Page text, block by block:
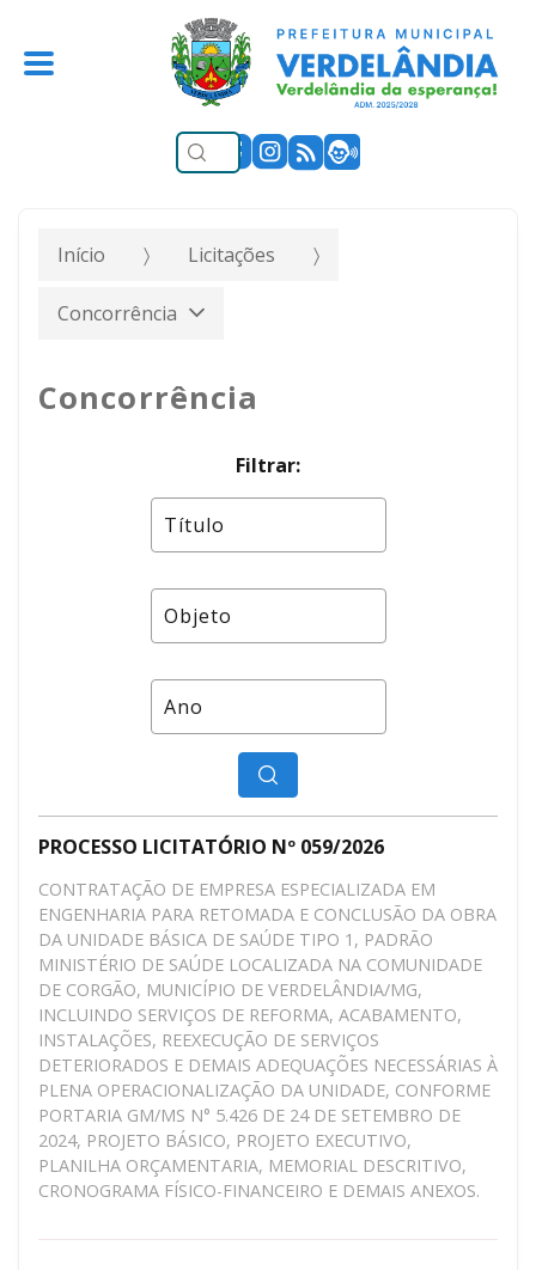
Início Licitações
Concorrência
Concorrência
Filtrar:
PROCESSO LICITATÓRIO Nº 059/2026
CONTRATAÇÃO DE EMPRESA ESPECIALIZADA EM
ENGENHARIA PARA RETOMADA E CONCLUSÃO DA OBRA
DA UNIDADE BÁSICA DE SAÚDE TIPO 1, PADRÃO
MINISTÉRIO DE SAÚDE LOCALIZADA NA COMUNIDADE
DE CORGÃO, MUNICÍPIO DE VERDELÂNDIA/MG,
INCLUINDO SERVIÇOS DE REFORMA, ACABAMENTO,
INSTALAÇÕES, REEXECUÇÃO DE SERVIÇOS
DETERIORADOS E DEMAIS ADEQUAÇÕES NECESSÁRIAS À
PLENA OPERACIONALIZAÇÃO DA UNIDADE, CONFORME
PORTARIA GM/MS N° 5.426 DE 24 DE SETEMBRO DE
2024, PROJETO BÁSICO, PROJETO EXECUTIVO,
PLANILHA ORÇAMENTARIA, MEMORIAL DESCRITIVO,
CRONOGRAMA FÍSICO-FINANCEIRO E DEMAIS ANEXOS.